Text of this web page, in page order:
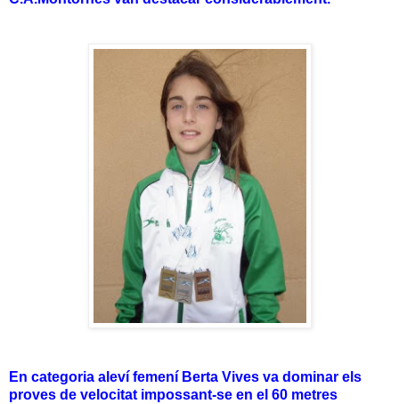
En categoria aleví femení Berta Vives va dominar els
proves de velocitat impossant-se en el 60 metres